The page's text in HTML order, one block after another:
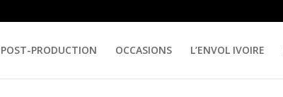
POST-PRODUCTION OCCASIONS L’ENVOL IVOIRE